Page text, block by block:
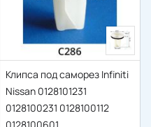
Клипса под саморез Infiniti
Nissan 0128101231
0128100231 0128100112